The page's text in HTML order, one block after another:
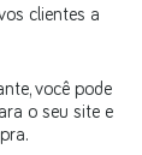
clientes a
você pode
o seu site e